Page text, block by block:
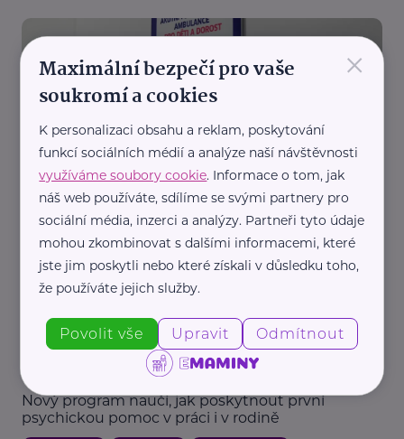
Magistrát hlavního města Prahy
V Praze se otevřela první Akutní psychiatrická
ambulance pro děti a dorost
Národní ústav duševního zdraví
Nový program naučí, jak poskytnout první
psychickou pomoc v práci i v rodině
×
Maximální bezpečí pro vaše
soukromí a cookies
K personalizaci obsahu a reklam, poskytování
funkcí sociálních médií a analýze naší návštěvnosti
využíváme soubory cookie. Informace o tom, jak
náš web používáte, sdílíme se svými partnery pro
sociální média, inzerci a analýzy. Partneři tyto údaje
mohou zkombinovat s dalšími informacemi, které
jste jim poskytli nebo které získali v důsledku toho,
že používáte jejich služby.
Povolit vše Upravit Odmítnout